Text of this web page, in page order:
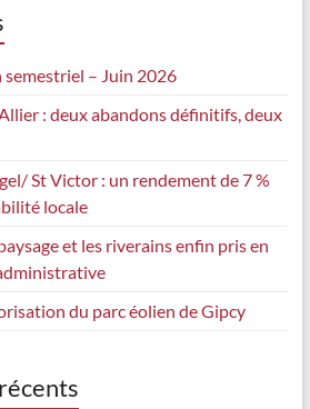
– Juin 2026
: deux abandons définitifs, deux
St Victor : un rendement de 7 %
locale
et les riverains enfin pris en
du parc éolien de Gipcy